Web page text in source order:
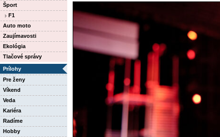
Šport
F1
Auto moto
Zaujímavosti
Ekológia
Tlačové správy
Prílohy
Pre ženy
Víkend
Veda
Kariéra
Radíme
Hobby